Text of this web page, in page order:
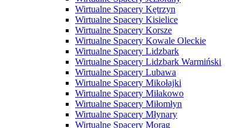
Wirtualne Spacery Kętrzyn
Wirtualne Spacery Kisielice
Wirtualne Spacery Korsze
Wirtualne Spacery Kowale Oleckie
Wirtualne Spacery Lidzbark
Wirtualne Spacery Lidzbark Warmiński
Wirtualne Spacery Lubawa
Wirtualne Spacery Mikołajki
Wirtualne Spacery Miłakowo
Wirtualne Spacery Miłomłyn
Wirtualne Spacery Młynary
Wirtualne Spacery Morąg